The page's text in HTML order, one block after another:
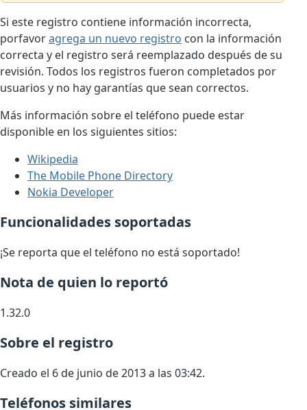
Si este registro contiene información incorrecta,
porfavoragrega un nuevo registro con la información
correcta y el registro será reemplazado después de su
revisión. Todos los registros fueron completados por
usuarios y no hay garantías que sean correctos.
Más información sobre el teléfono puede estar
disponible en los siguientes sitios:
Wikipedia
The Mobile Phone Directory
Nokia Developer
Funcionalidades soportadas
¡Se reporta que el teléfono no está soportado!
Nota de quien lo reportó
1.32.0
Sobre el registro
Creado el 6 de junio de 2013 a las 03:42.
Teléfonos similares